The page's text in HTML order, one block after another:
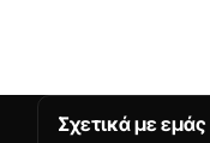
Σχετικά με εμάς